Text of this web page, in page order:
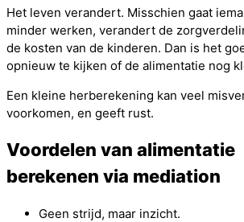
Het leven verandert. Misschien gaat
minder werken, verandert de
de kosten van de kinderen. Dan is het
opnieuw te kijken of de alimentatie nog
Een kleine herberekening kan veel
voorkomen, en geeft rust.
Voordelen van alimentatie
berekenen via mediation
Geen strijd, maar inzicht.